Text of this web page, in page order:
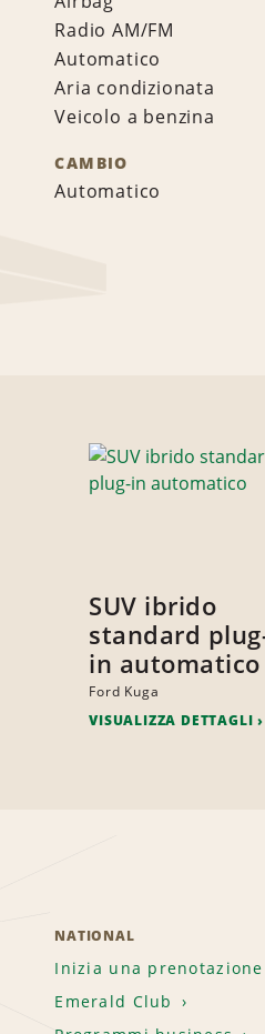
Radio AM/FM
Automatico
Aria condizionata
Veicolo a benzina
CAMBIO
Automatico
SUV ibrido
standard
in automatico
Ford Kuga
VISUALIZZA DETTAGLI
NATIONAL
Inizia una prenotazione
Emerald Club